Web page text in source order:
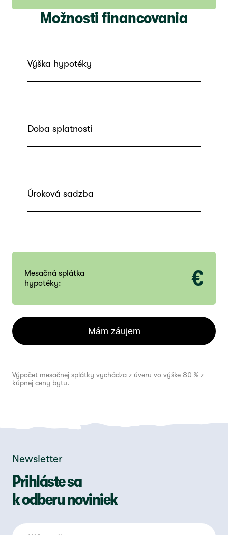
Možnosti financovania
Výška hypotéky
Doba splatnosti
Úroková sadzba
Mesačná splátka
hypotéky:
€
Mám záujem
Výpočet mesačnej splátky vychádza z úveru vo výške 80 % z
kúpnej ceny bytu.
Newsletter
Prihláste sa
k odberu noviniek